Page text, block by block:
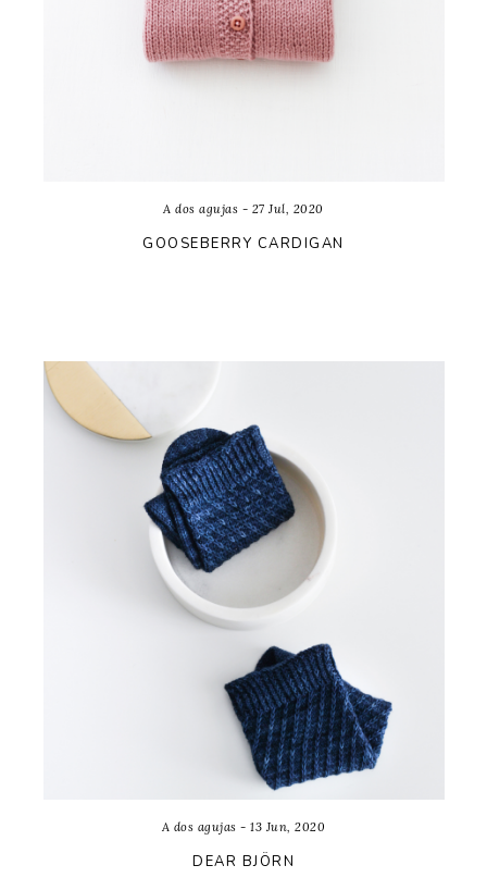
A dos agujas - 27 Jul, 2020
GOOSEBERRY CARDIGAN
A dos agujas - 13 Jun, 2020
DEAR BJÖRN